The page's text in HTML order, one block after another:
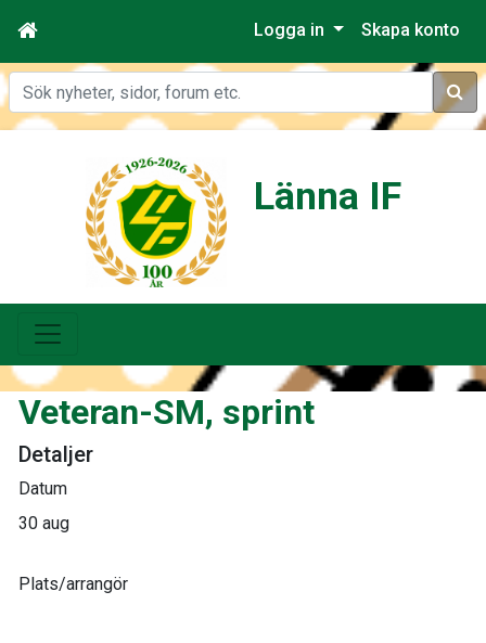
Logga in Skapa konto
Sök
Länna IF
Veteran-SM, sprint
Detaljer
Datum
30 aug
Plats/arrangör